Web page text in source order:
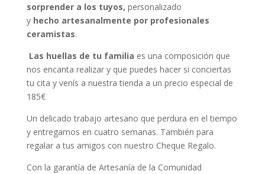
sorprender a los tuyos, personalizado
y hecho artesanalmente por profesionales
ceramistas.
Las huellas de tu familia es una composición que
nos encanta realizar y que puedes hacer si conciertas
tu cita y venís a nuestra tienda a un precio especial de
185€
Un delicado trabajo artesano que perdura en el tiempo
y entregamos en cuatro semanas. También para
regalar a tus amigos con nuestro Cheque Regalo.
Con la garantía de Artesanía de la Comunidad